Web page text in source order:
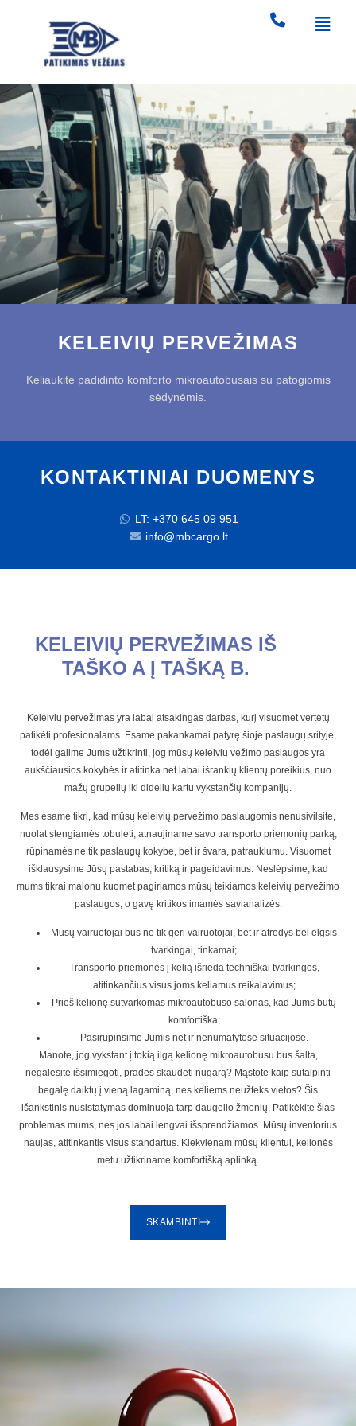
KELEIVIŲ PERVEŽIMAS
Keliaukite padidinto komforto mikroautobusais su patogiomis
sėdynėmis.
KONTAKTINIAI DUOMENYS
LT: +370 645 09 951
info@mbcargo.lt
KELEIVIŲ PERVEŽIMAS IŠ
TAŠKO A Į TAŠKĄ B.
Keleivių pervežimas yra labai atsakingas darbas, kurį visuomet vertėtų
patikėti profesionalams. Esame pakankamai patyrę šioje paslaugų srityje,
todėl galime Jums užtikrinti, jog mūsų keleivių vežimo paslaugos yra
aukščiausios kokybės ir atitinka net labai išrankių klientų poreikius, nuo
mažų grupelių iki didelių kartu vykstančių kompanijų.
Mes esame tikri, kad mūsų keleivių pervežimo paslaugomis nenusivilsite,
nuolat stengiamės tobulėti, atnaujiname savo transporto priemonių parką,
rūpinamės ne tik paslaugų kokybe, bet ir švara, patrauklumu. Visuomet
išklausysime Jūsų pastabas, kritiką ir pageidavimus. Neslėpsime, kad
mums tikrai malonu kuomet pagiriamos mūsų teikiamos keleivių pervežimo
paslaugos, o gavę kritikos imamės savianalizės.
Mūsų vairuotojai bus ne tik geri vairuotojai, bet ir atrodys bei elgsis
tvarkingai, tinkamai;
Transporto priemonės į kelią išrieda techniškai tvarkingos,
atitinkančius visus joms keliamus reikalavimus;
Prieš kelionę sutvarkomas mikroautobuso salonas, kad Jums būtų
komfortiška;
Pasirūpinsime Jumis net ir nenumatytose situacijose.
Manote, jog vykstant į tokią ilgą kelionę mikroautobusu bus šalta,
negalėsite išsimiegoti, pradės skaudėti nugarą? Mąstote kaip sutalpinti
begalę daiktų į vieną lagaminą, nes keliems neužteks vietos? Šis
išankstinis nusistatymas dominuoja tarp daugelio žmonių. Patikėkite šias
problemas mums, nes jos labai lengvai išsprendžiamos. Mūsų inventorius
naujas, atitinkantis visus standartus. Kiekvienam mūsų klientui, kelionės
metu užtikriname komfortišką aplinką.
SKAMBINTI